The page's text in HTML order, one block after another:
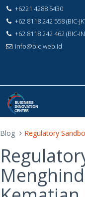
+6221 4288 5430
+62 8118 242 558 (BIC-
+62 8118 242 462 (BIC-
info@bic.web.id
Blog Regulatory